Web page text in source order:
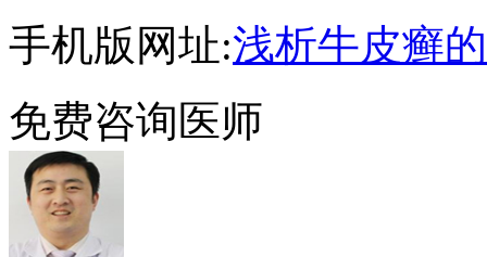
手机版网址:浅析牛皮癣
免费咨询医师